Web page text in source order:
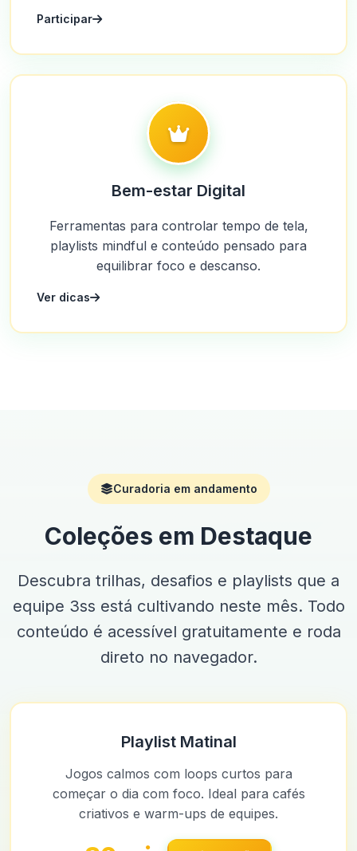
Participar
Bem-estar Digital
Ferramentas para controlar tempo de tela,
playlists mindful e conteúdo pensado para
equilibrar foco e descanso.
Ver dicas
Curadoria em andamento
Coleções em Destaque
Descubra trilhas, desafios e playlists que a
equipe 3ss está cultivando neste mês. Todo
conteúdo é acessível gratuitamente e roda
direto no navegador.
Playlist Matinal
Jogos calmos com loops curtos para
começar o dia com foco. Ideal para cafés
criativos e warm-ups de equipes.